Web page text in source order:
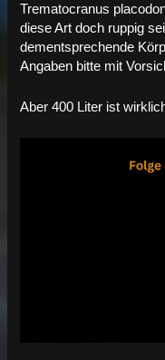
Trematocranus
diese Art doch ruppig
dementsprechende
Angaben bitte mit
Aber 400 Liter ist